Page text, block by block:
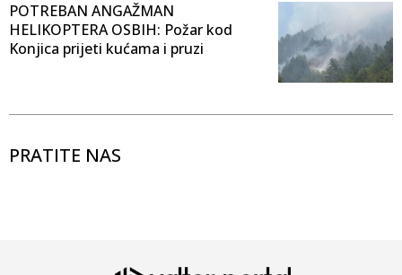
POTREBAN ANGAŽMAN
HELIKOPTERA OSBIH: Požar kod
Konjica prijeti kućama i pruzi
PRATITE NAS